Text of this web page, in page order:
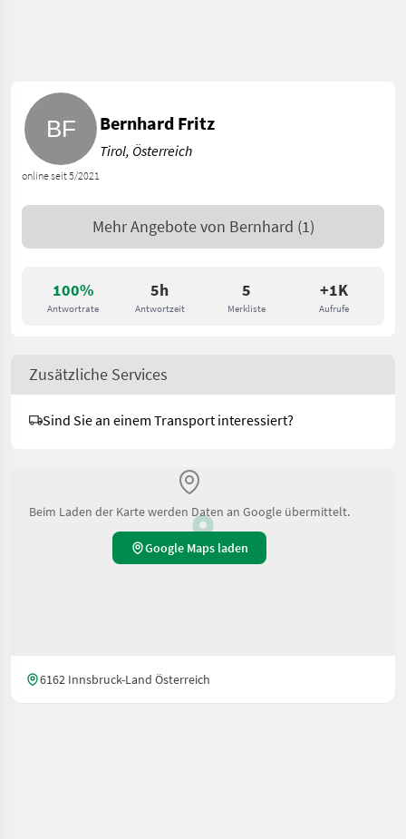
100%
Antwortrate
5h
Antwortzeit
5
Merkliste
+1K
Aufrufe
online seit 5/2021
Bernhard Fritz
Tirol, Österreich
Mehr Angebote von Bernhard (1)
Zusätzliche Services
Sind Sie an einem Transport interessiert?
Beim Laden der Karte werden Daten an Google übermittelt.
Google Maps laden
6162 Innsbruck-Land Österreich